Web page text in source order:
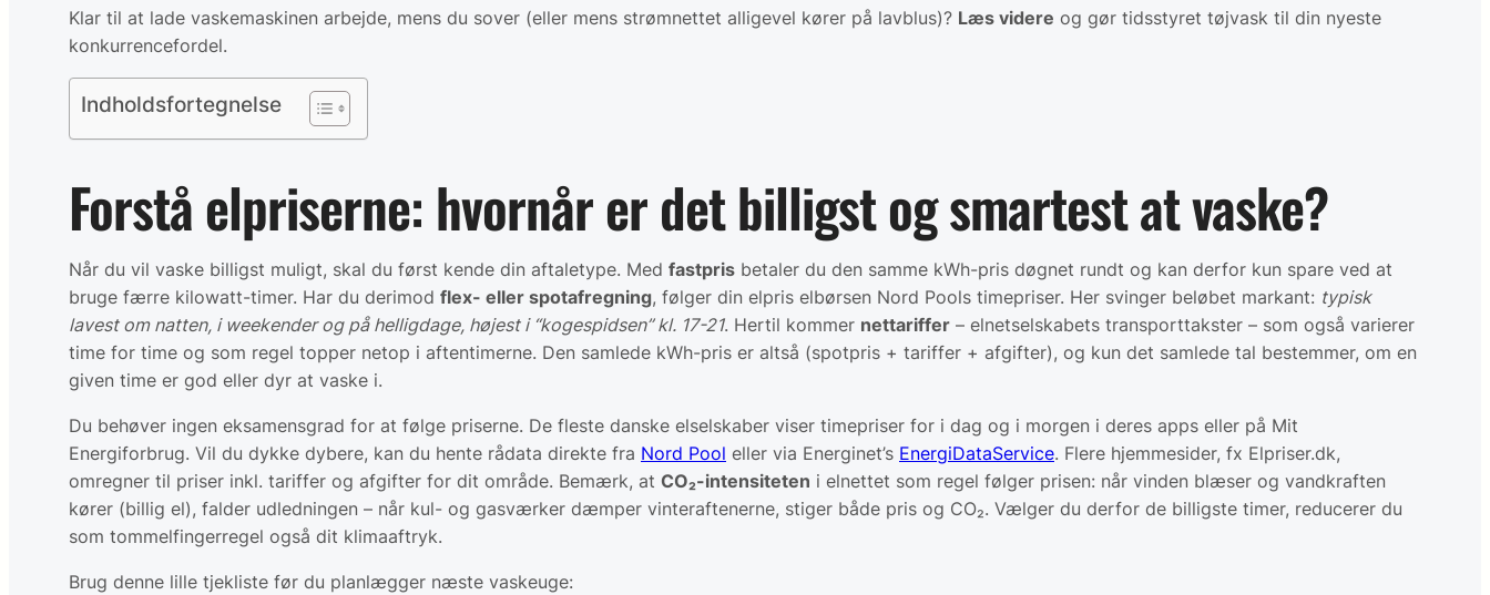
Klar til at lade vaskemaskinen arbejde, mens du sover (eller mens strømnettet alligevel kører på lavblus)? Læs videre og gør tidsstyret tøjvask til din nyeste
konkurrencefordel.
Indholdsfortegnelse
Forstå elpriserne: hvornår er det billigst og smartest at vaske?
Når du vil vaske billigst muligt, skal du først kende din aftaletype. Med fastpris betaler du den samme kWh-pris døgnet rundt og kan derfor kun spare ved at
bruge færre kilowatt-timer. Har du derimod flex- eller spotafregning, følger din elpris elbørsen Nord Pools timepriser. Her svinger beløbet markant: typisk
lavest om natten, i weekender og på helligdage, højest i “kogespidsen” kl. 17-21. Hertil kommer nettariffer – elnetselskabets transporttakster – som også varierer
time for time og som regel topper netop i aftentimerne. Den samlede kWh-pris er altså (spotpris + tariffer + afgifter), og kun det samlede tal bestemmer, om en
given time er god eller dyr at vaske i.
Du behøver ingen eksamensgrad for at følge priserne. De fleste danske el­selskaber viser timepriser for i dag og i morgen i deres apps eller på Mit
Energiforbrug. Vil du dykke dybere, kan du hente rådata direkte fra Nord Pool eller via Energinet’s EnergiDataService. Flere hjemmesider, fx Elpriser.dk,
omregner til priser inkl. tariffer og afgifter for dit område. Bemærk, at CO₂-intensiteten i elnettet som regel følger prisen: når vinden blæser og vandkraften
kører (billig el), falder udledningen – når kul- og gasværker dæmper vinteraftenerne, stiger både pris og CO₂. Vælger du derfor de billigste timer, reducerer du
som tommelfingerregel også dit klimaaftryk.
Brug denne lille tjekliste før du planlægger næste vaskeuge: